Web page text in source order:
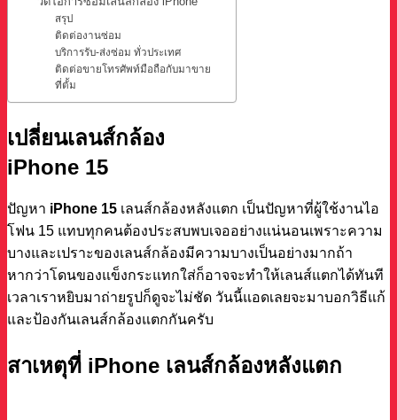
สรุป
ติดต่องานซ่อม
บริการรับ-ส่งซ่อม ทั่วประเทศ
ติดต่อขายโทรศัพท์มือถือกับมาขาย
ที่ตั้ม
เปลี่ยนเลนส์กล้อง
iPhone 15
ปัญหา iPhone 15 เลนส์กล้องหลังแตก เป็นปัญหาที่ผู้ใช้งานไอ
โฟน 15 แทบทุกคนต้องประสบพบเจออย่างแน่นอนเพราะความ
บางและเปราะของเลนส์กล้องมีความบางเป็นอย่างมากถ้า
หากว่าโดนของแข็งกระแทกใส่ก็อาจจะทำให้เลนส์แตกได้ทันที
เวลาเราหยิบมาถ่ายรูปก็ดูจะไม่ชัด วันนี้แอดเลยจะมาบอกวิธีแก้
และป้องกันเลนส์กล้องแตกกันครับ
สาเหตุที่ iPhone เลนส์กล้องหลังแตก